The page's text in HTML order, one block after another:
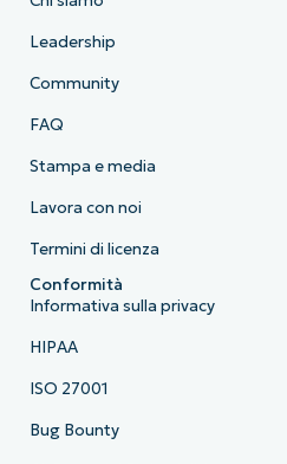
Leadership
Community
FAQ
Stampa e media
Lavora con noi
Termini di licenza
Conformità
Informativa sulla privacy
HIPAA
ISO 27001
Bug Bounty